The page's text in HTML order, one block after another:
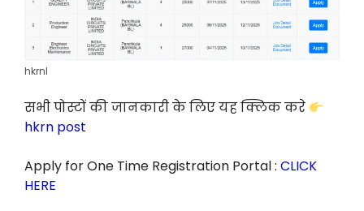
hkrnl
सभी पोस्टों की जानकारी के लिए यह क्लिक करे
hkrn post
Apply for One Time Registration Portal : CLICK
HERE